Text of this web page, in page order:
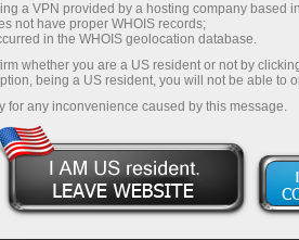
Buy
325.63
Traders'
Closing
a VPN provided by a hosting company based
not have proper WHOIS records;
in the WHOIS geolocation database.
whether you are a US resident or not by
being a US resident, you will not be able to
for any inconvenience caused by this message.